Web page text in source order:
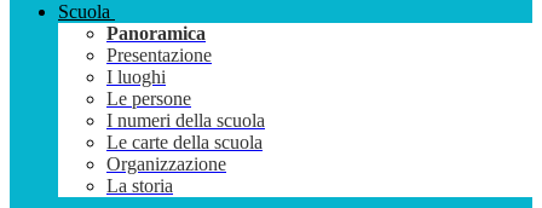
Scuola
Panoramica
Presentazione
I luoghi
Le persone
I numeri della scuola
Le carte della scuola
Organizzazione
La storia